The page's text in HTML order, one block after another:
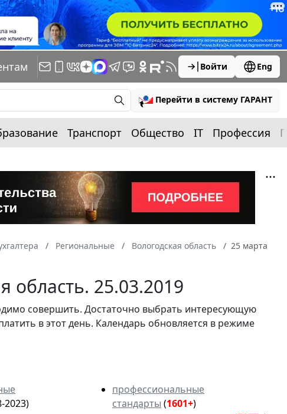
Войти Eng
Перейти в систему ГАРАНТ
Транспорт Общество IT Профессия
Региональные Вологодская область
25 марта
область. 25.03.2019
совершить. Достаточно выбрать интересующую
в этот день. Календарь обновляется в режиме
2023)
профессиональные
стандарты (1601+)